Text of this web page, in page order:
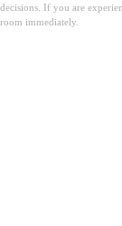
decisions. If you are
room immediately.